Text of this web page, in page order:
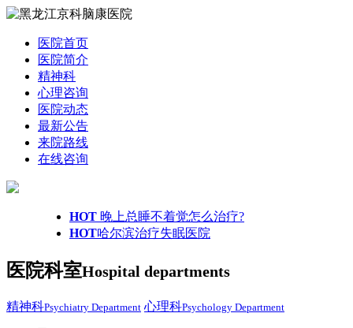
医院首页
医院简介
精神科
心理咨询
医院动态
最新公告
来院路线
在线咨询
HOT 晚上总睡不着觉怎么治疗?
HOT哈尔滨治疗失眠医院
医院科室Hospital departments
精神科Psychiatry Department 心理科Psychology Department